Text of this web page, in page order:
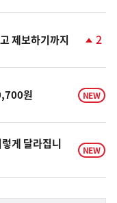
제보하기까지
계
승
2
원 NEW
게 달라집니
NEW